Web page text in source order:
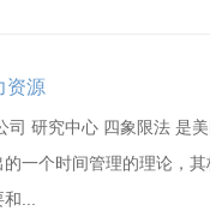
资源
司 研究中心 四象限法 是美
一个时间管理的理论，其
...